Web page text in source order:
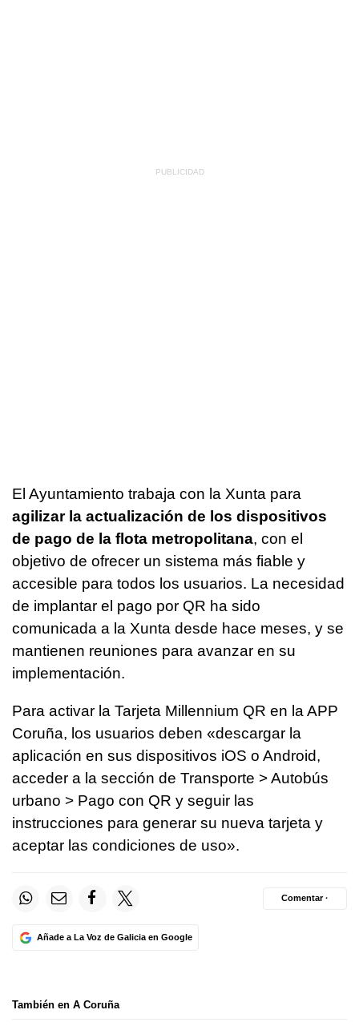
El Ayuntamiento trabaja con la Xunta para
agilizar la actualización de los dispositivos
de pago de la flota metropolitana, con el
objetivo de ofrecer un sistema más fiable y
accesible para todos los usuarios. La necesidad
de implantar el pago por QR ha sido
comunicada a la Xunta desde hace meses, y se
mantienen reuniones para avanzar en su
implementación.
Para activar la Tarjeta Millennium QR en la APP
Coruña, los usuarios deben «descargar la
aplicación en sus dispositivos iOS o Android,
acceder a la sección de Transporte > Autobús
urbano > Pago con QR y seguir las
instrucciones para generar su nueva tarjeta y
aceptar las condiciones de uso».
Añade a La Voz de Galicia en Google
Comentar ·
También en A Coruña